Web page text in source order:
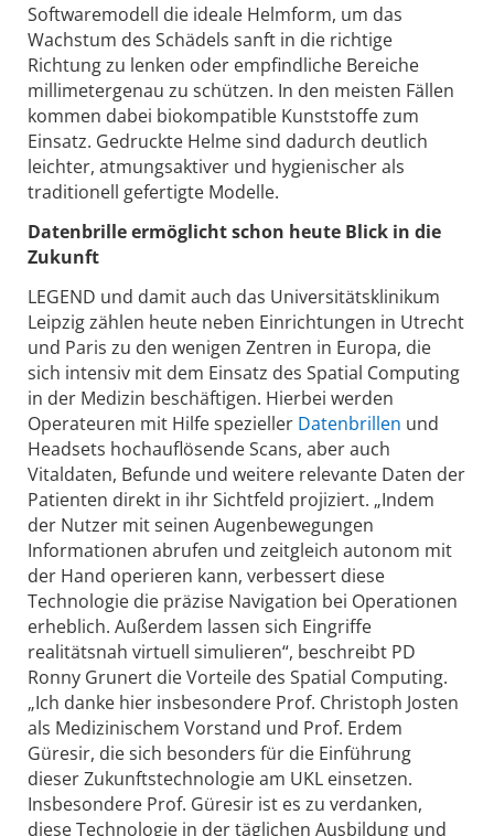
Softwaremodell die ideale Helmform, um das
Wachstum des Schädels sanft in die richtige
Richtung zu lenken oder empfindliche Bereiche
millimetergenau zu schützen. In den meisten Fällen
kommen dabei biokompatible Kunststoffe zum
Einsatz. Gedruckte Helme sind dadurch deutlich
leichter, atmungsaktiver und hygienischer als
traditionell gefertigte Modelle.
Datenbrille ermöglicht schon heute Blick in die
Zukunft
LEGEND und damit auch das Universitätsklinikum
Leipzig zählen heute neben Einrichtungen in Utrecht
und Paris zu den wenigen Zentren in Europa, die
sich intensiv mit dem Einsatz des Spatial Computing
in der Medizin beschäftigen. Hierbei werden
Operateuren mit Hilfe spezieller Datenbrillen und
Headsets hochauflösende Scans, aber auch
Vitaldaten, Befunde und weitere relevante Daten der
Patienten direkt in ihr Sichtfeld projiziert. „Indem
der Nutzer mit seinen Augenbewegungen
Informationen abrufen und zeitgleich autonom mit
der Hand operieren kann, verbessert diese
Technologie die präzise Navigation bei Operationen
erheblich. Außerdem lassen sich Eingriffe
realitätsnah virtuell simulieren“, beschreibt PD
Ronny Grunert die Vorteile des Spatial Computing.
„Ich danke hier insbesondere Prof. Christoph Josten
als Medizinischem Vorstand und Prof. Erdem
Güresir, die sich besonders für die Einführung
dieser Zukunftstechnologie am UKL einsetzen.
Insbesondere Prof. Güresir ist es zu verdanken,
diese Technologie in der täglichen Ausbildung und